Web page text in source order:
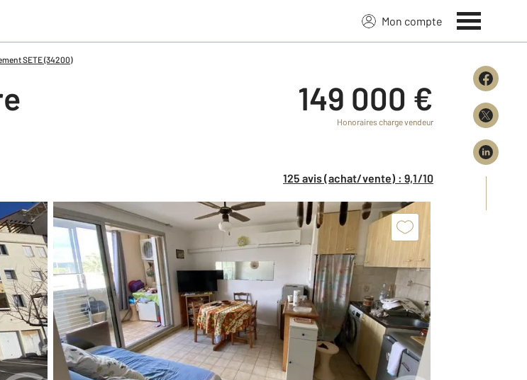
Mon compte
SETE (34200)
149 000 €
Honoraires charge vendeur
125 avis (achat/vente) : 9,1/10